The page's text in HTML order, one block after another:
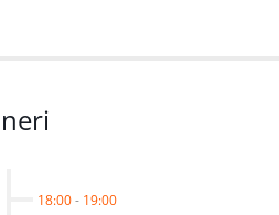
18:00- 19:00